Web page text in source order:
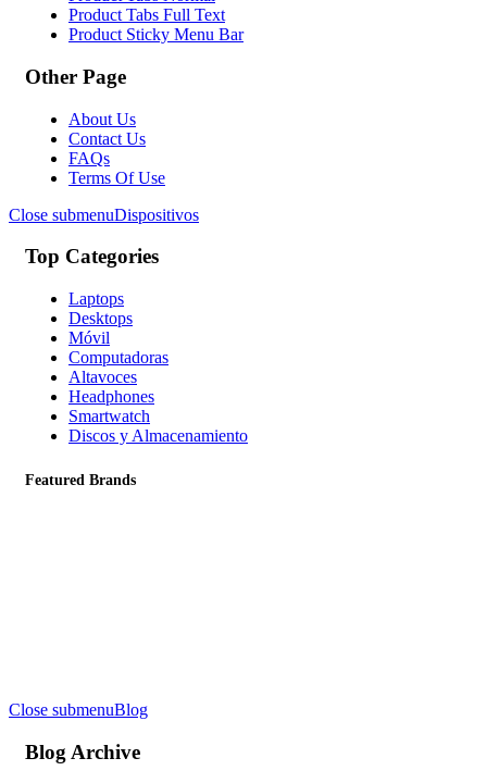
Product Tabs Full Text
Product Sticky Menu Bar
Other Page
About Us
Contact Us
FAQs
Terms Of Use
Close submenuDispositivos
Top Categories
Laptops
Desktops
Móvil
Computadoras
Altavoces
Headphones
Smartwatch
Discos y Almacenamiento
Featured Brands
Close submenuBlog
Blog Archive